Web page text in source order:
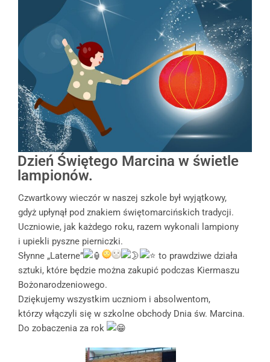
Dzień Świętego Marcina w świetle
lampionów.
Czwartkowy wieczór w naszej szkole był wyjątkowy,
gdyż upłynął pod znakiem świętomarcińskich tradycji.
Uczniowie, jak każdego roku, razem wykonali lampiony
i upiekli pyszne pierniczki.
Słynne „Laterne”
to prawdziwe działa
sztuki, które będzie można zakupić podczas Kiermaszu
Bożonarodzeniowego.
Dziękujemy wszystkim uczniom i absolwentom,
którzy włączyli się w szkolne obchody Dnia św. Marcina.
Do zobaczenia za rok